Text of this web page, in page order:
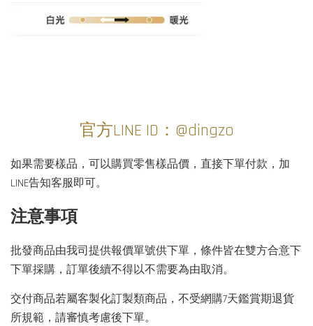
官方LINE ID：@dingzo
如果需要樣品，可以購買零售樣品價，直接下單付款，加
LINE告知客服即可。
注意事項
批發商品由我司提供報價單號供下單，條件皆在雙方合意下
下單採購，訂單後續不得以不需要為由取消。
交付商品若屬客製化訂製類商品，不受網購7天鑑賞期退貨
所規範，請審慎考慮後下單。